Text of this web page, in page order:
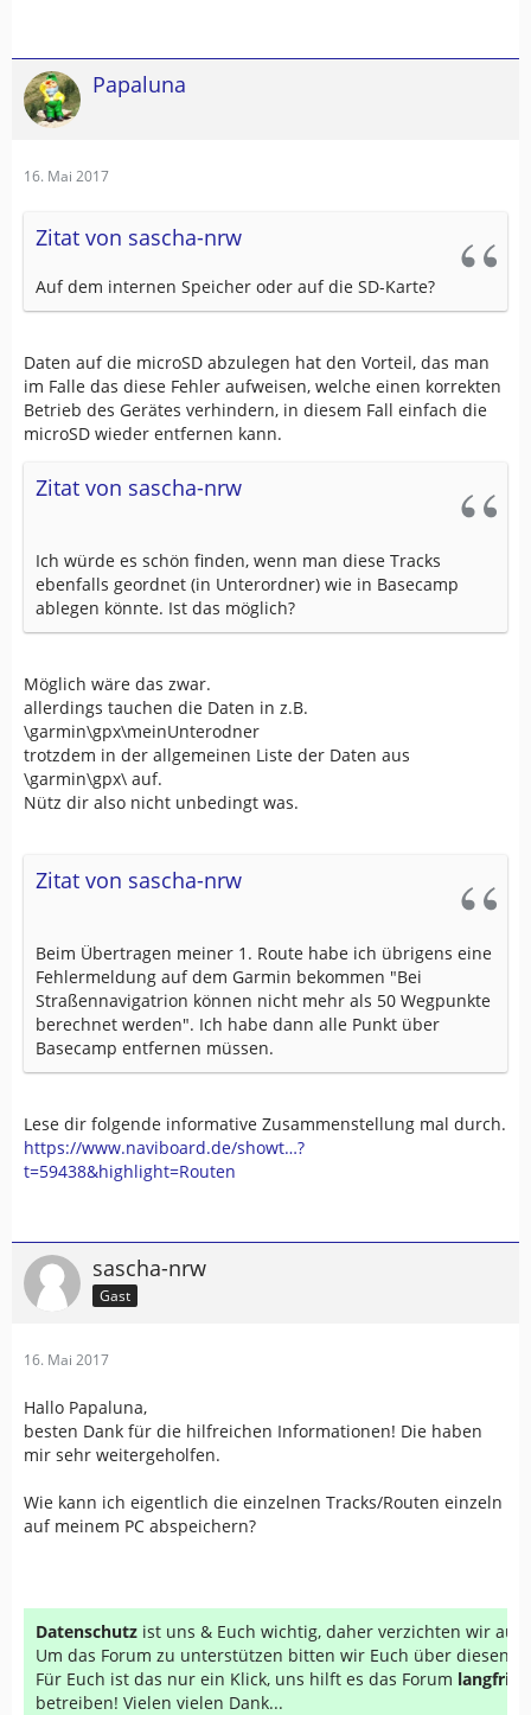
Papaluna
16. Mai 2017
Zitat von sascha-nrw
Auf dem internen Speicher oder auf die SD-Karte?
Daten auf die microSD abzulegen hat den Vorteil, das man
im Falle das diese Fehler aufweisen, welche einen korrekten
Betrieb des Gerätes verhindern, in diesem Fall einfach die
microSD wieder entfernen kann.
Zitat von sascha-nrw
Ich würde es schön finden, wenn man diese Tracks
ebenfalls geordnet (in Unterordner) wie in Basecamp
ablegen könnte. Ist das möglich?
Möglich wäre das zwar.
allerdings tauchen die Daten in z.B.
\garmin\gpx\meinUnterodner
trotzdem in der allgemeinen Liste der Daten aus
\garmin\gpx\ auf.
Nütz dir also nicht unbedingt was.
Zitat von sascha-nrw
Beim Übertragen meiner 1. Route habe ich übrigens eine
Fehlermeldung auf dem Garmin bekommen "Bei
Straßennavigatrion können nicht mehr als 50 Wegpunkte
berechnet werden". Ich habe dann alle Punkt über
Basecamp entfernen müssen.
Lese dir folgende informative Zusammenstellung mal durch.
https://www.naviboard.de/showt…?
t=59438&highlight=Routen
sascha-nrw
Gast
16. Mai 2017
Hallo Papaluna,
besten Dank für die hilfreichen Informationen! Die haben
mir sehr weitergeholfen.
Wie kann ich eigentlich die einzelnen Tracks/Routen einzeln
auf meinem PC abspeichern?
Datenschutz ist uns & Euch wichtig, daher verzichten wir auf
Um das Forum zu unterstützen bitten wir Euch über diesen
Für Euch ist das nur ein Klick, uns hilft es das Forum
betreiben! Vielen vielen Dank...